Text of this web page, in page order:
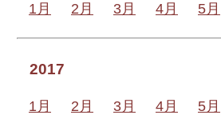
1月 2月 3月 4月 5月
2017
1月 2月 3月 4月 5月